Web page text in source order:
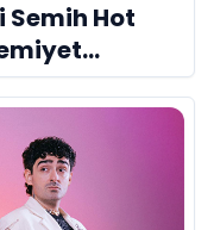
Hot
Kutladı!